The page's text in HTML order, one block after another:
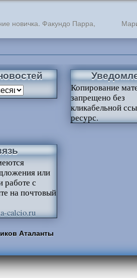
новичка. Факундо Парра,
Копирование
запрещено без
кликабельной
ресурс.
или
работе с
на почтовый
calcio.ru
Аталанты